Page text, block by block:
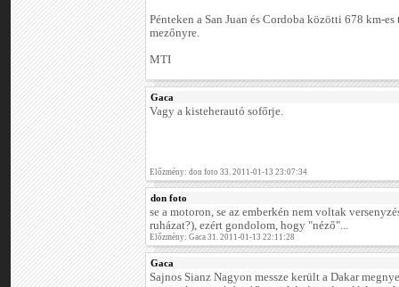
Pénteken a San Juan és Cordoba közötti 678 km-es
mezőnyre.
MTI
Gaca
Vagy a kisteherautó sofőrje.
Előzmény: don foto 33. 2011-01-13 23:07:34
don foto
se a motoron, se az emberkén nem voltak
ruházat?), ezért gondolom, hogy "néző"...
Előzmény: Gaca 31. 2011-01-13 22:11:28
Gaca
Sajnos Sianz Nagyon messze került a Dakar